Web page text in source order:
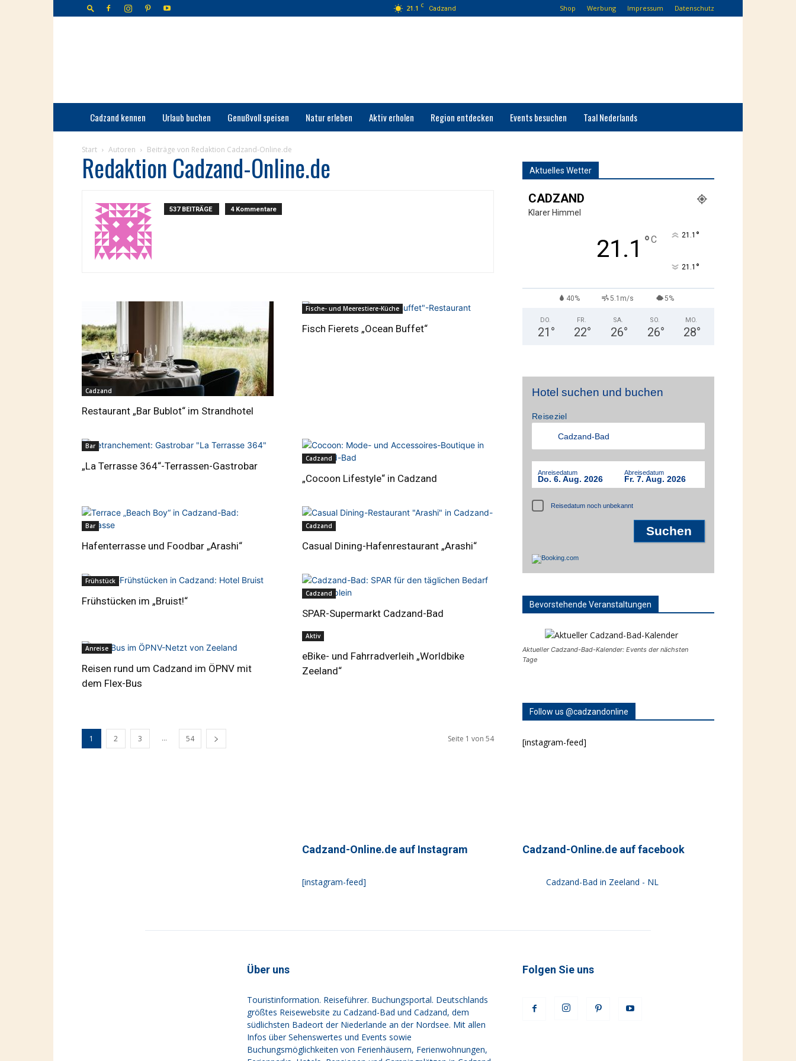
21.1 C Cadzand Shop Werbung Impressum Datenschutz
Cadzand kennen Urlaub buchen Genußvoll speisen Natur erleben Aktiv erholen Region entdecken Events besuchen Taal Nederlands
Start Autoren Beiträge von Redaktion Cadzand-Online.de
Redaktion Cadzand-Online.de
537 BEITRÄGE 4 Kommentare
Cadzand
Restaurant „Bar Bublot“ im Strandhotel
Fische- und Meerestiere-Küche
Fisch Fierets „Ocean Buffet“
Bar
„La Terrasse 364“-Terrassen-Gastrobar
Cadzand
„Cocoon Lifestyle“ in Cadzand
Bar
Hafenterrasse und Foodbar „Arashi“
Cadzand
Casual Dining-Hafenrestaurant „Arashi“
Frühstück
Frühstücken im „Bruist!“
Cadzand
SPAR-Supermarkt Cadzand-Bad
Anreise
Reisen rund um Cadzand im ÖPNV mit
dem Flex-Bus
Aktiv
eBike- und Fahrradverleih „Worldbike
Zeeland“
1 2 3 ... 54 Seite 1 von 54
Aktuelles Wetter
CADZAND
Klarer Himmel
21.1 °C 21.1 °
21.1 °
40% 5.1m/s 5%
DO.
21 °
FR.
22°
SA.
26°
SO.
26°
MO.
28°
Hotel suchen und buchen
Reiseziel
Anreisedatum
Do. 6. Aug. 2026
Abreisedatum
Fr. 7. Aug. 2026
Reisedatum noch unbekannt
Bevorstehende Veranstaltungen
Aktueller Cadzand-Bad-Kalender: Events der nächsten
Tage
Follow us @cadzandonline
[instagram-feed]
Cadzand-Online.de auf Instagram
[instagram-feed]
Cadzand-Online.de auf facebook
Cadzand-Bad in Zeeland - NL
Über uns
Touristinformation. Reiseführer. Buchungsportal. Deutschlands
größtes Reisewebsite zu Cadzand-Bad und Cadzand, dem
südlichsten Badeort der Niederlande an der Nordsee. Mit allen
Infos über Sehenswertes und Events sowie
Buchungsmöglichkeiten von Ferienhäusern, Ferienwohnungen,
Folgen Sie uns